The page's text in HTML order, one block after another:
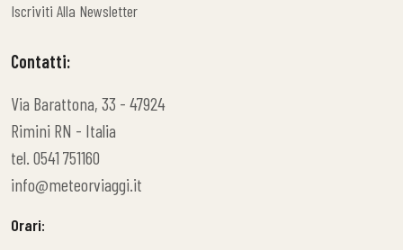
Iscriviti Alla Newsletter
Contatti:
Via Barattona, 33 - 47924
Rimini RN - Italia
tel. 0541 751160
info@meteorviaggi.it
Orari: